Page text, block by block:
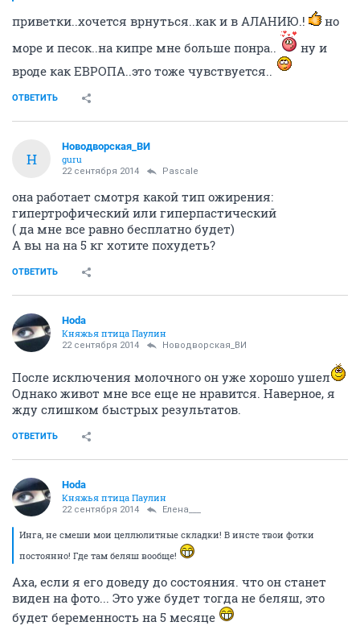
приветки..хочется врнуться..как и в АЛАНИЮ.!
но
море и песок..на кипре мне больше понра..
ну и
вроде как ЕВРОПА..это тоже чувствуется..
ОТВЕТИТЬ
Н
Новодворcкая_ВИ
guru
22 сентября 2014 Pascale
она работает смотря какой тип ожирения:
гипертрофический или гиперпастический
( да мне все равно бесплатно будет)
А вы на на 5 кг хотите похудеть?
ОТВЕТИТЬ
Hoda
Княжья птица Паулин
22 сентября 2014 Новодворcкая_ВИ
После исключения молочного он уже хорошо ушел
Однако живот мне все еще не нравится. Наверное, я
жду слишком быстрых результатов.
ОТВЕТИТЬ
Hoda
Княжья птица Паулин
22 сентября 2014 Елена___
Инга, не смеши мои целлюлитные складки! В инсте твои фотки
постоянно! Где там беляш вообще!
Аха, если я его доведу до состояния. что он станет
виден на фото... Это уже будет тогда не беляш, это
будет беременность на 5 месяце